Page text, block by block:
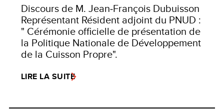
Discours de M. Jean‑François Dubuisson
Représentant Résident adjoint du PNUD :
" Cérémonie officielle de présentation de
la Politique Nationale de Développement
de la Cuisson Propre".
LIRE LA SUITE